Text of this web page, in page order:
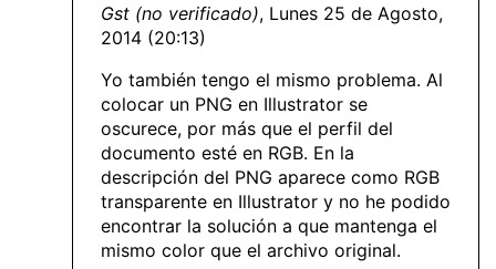
Gst (no verificado), Lunes 25 de Agosto,
2014 (20:13)
Yo también tengo el mismo problema. Al
colocar un PNG en Illustrator se
oscurece, por más que el perfil del
documento esté en RGB. En la
descripción del PNG aparece como RGB
transparente en Illustrator y no he podido
encontrar la solución a que mantenga el
mismo color que el archivo original.